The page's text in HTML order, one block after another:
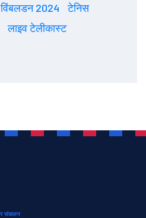
विंबलडन 2024
टेनिस
लाइव टेलीकास्ट